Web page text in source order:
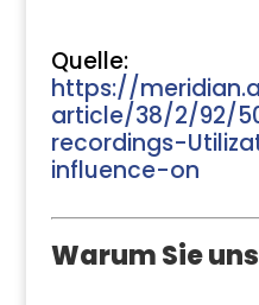
Quelle:
https://
article/38/2/92/
recordings-
influence-on
Warum Sie